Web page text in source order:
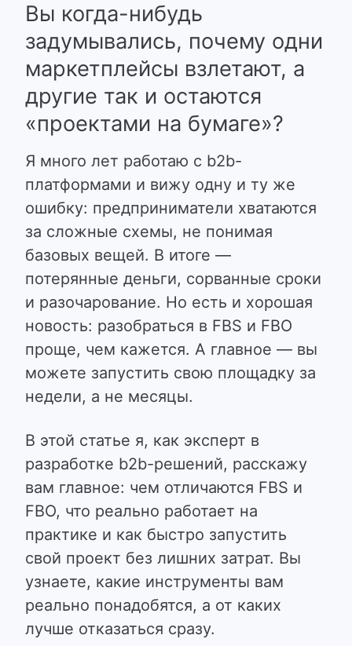
Вы когда-нибудь
задумывались, почему одни
маркетплейсы взлетают, а
другие так и остаются
«проектами на бумаге»?
Я много лет работаю с b2b-
платформами и вижу одну и ту же
ошибку: предприниматели хватаются
за сложные схемы, не понимая
базовых вещей. В итоге —
потерянные деньги, сорванные сроки
и разочарование. Но есть и хорошая
новость: разобраться в FBS и FBO
проще, чем кажется. А главное — вы
можете запустить свою площадку за
недели, а не месяцы.
В этой статье я, как эксперт в
разработке b2b-решений, расскажу
вам главное: чем отличаются FBS и
FBO, что реально работает на
практике и как быстро запустить
свой проект без лишних затрат. Вы
узнаете, какие инструменты вам
реально понадобятся, а от каких
лучше отказаться сразу.